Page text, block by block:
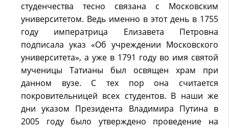
студенчества тесно связана с Московским
университетом. Ведь именно в этот день в 1755
году императрица Елизавета Петровна
подписала указ «Об учреждении Московского
университета», а уже в 1791 году во имя святой
мученицы Татианы был освящен храм при
данном вузе. С тех пор она считается
покровительницей всех студентов. В наши же
дни указом Президента Владимира Путина в
2005 году было утверждено проведение на